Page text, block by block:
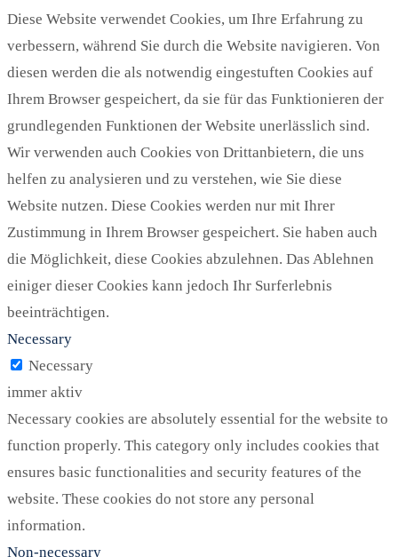
Diese Website verwendet Cookies, um Ihre Erfahrung zu
verbessern, während Sie durch die Website navigieren. Von
diesen werden die als notwendig eingestuften Cookies auf
Ihrem Browser gespeichert, da sie für das Funktionieren der
grundlegenden Funktionen der Website unerlässlich sind.
Wir verwenden auch Cookies von Drittanbietern, die uns
helfen zu analysieren und zu verstehen, wie Sie diese
Website nutzen. Diese Cookies werden nur mit Ihrer
Zustimmung in Ihrem Browser gespeichert. Sie haben auch
die Möglichkeit, diese Cookies abzulehnen. Das Ablehnen
einiger dieser Cookies kann jedoch Ihr Surferlebnis
beeinträchtigen.
Necessary
Necessary
immer aktiv
Necessary cookies are absolutely essential for the website to
function properly. This category only includes cookies that
ensures basic functionalities and security features of the
website. These cookies do not store any personal
information.
Non-necessary